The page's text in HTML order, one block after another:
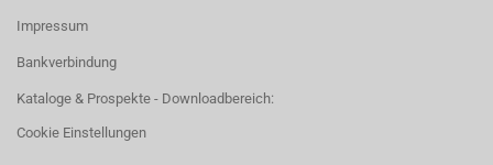
Impressum
Bankverbindung
Kataloge & Prospekte - Downloadbereich:
Cookie Einstellungen